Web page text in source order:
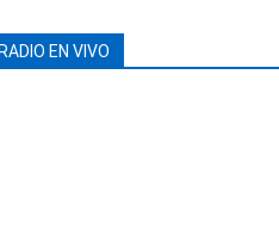
RADIO EN VIVO